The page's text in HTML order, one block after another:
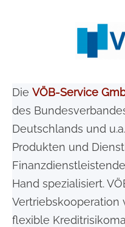
Die VÖB-Service
des
Deutschlands und
Produkten und
Hand spezialisiert.
Vertriebskooperation
flexible